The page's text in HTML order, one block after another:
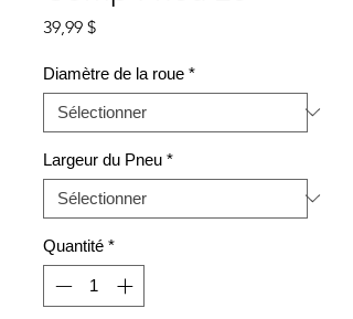
39,99 $Prix
Diamètre de la roue *
Largeur du Pneu *
Quantité *